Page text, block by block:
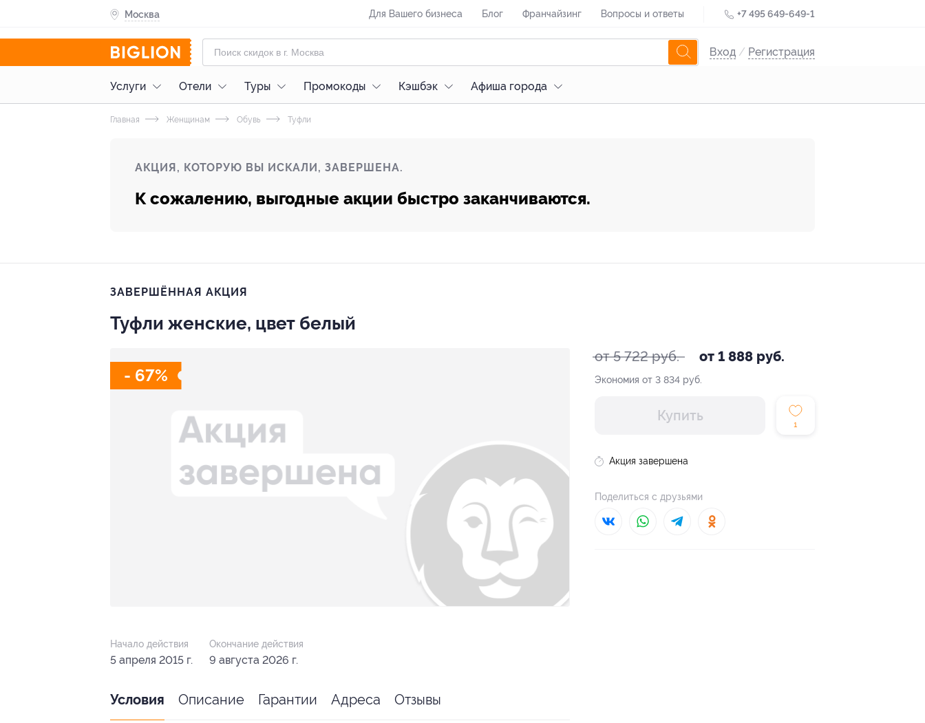
Москва Для Вашего бизнеса Блог Франчайзинг Вопросы и ответы +7 495 649-649-1
Вход / Регистрация
Услуги Отели Туры Промокоды Кэшбэк Афиша города
Главная Женщинам Обувь Туфли
АКЦИЯ, КОТОРУЮ ВЫ ИСКАЛИ, ЗАВЕРШЕНА.
К сожалению, выгодные акции быстро заканчиваются.
ЗАВЕРШЁННАЯ АКЦИЯ
Туфли женские, цвет белый
- 67%
от 5 722 руб. от 1 888 руб.
Экономия от 3 834 руб.
Купить
1
Акция завершена
Поделиться с друзьями
Начало действия
5 апреля 2015 г.
Окончание действия
9 августа 2026 г.
Условия Описание Гарантии Адреса Отзывы